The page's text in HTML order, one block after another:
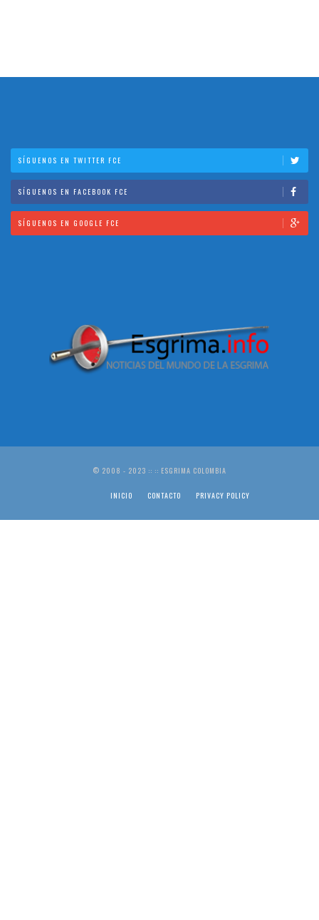
SÍGUENOS EN TWITTER FCE
SÍGUENOS EN FACEBOOK FCE
SÍGUENOS EN GOOGLE FCE
© 2008 - 2023 :: :: ESGRIMA COLOMBIA
INICIO CONTACTO PRIVACY POLICY